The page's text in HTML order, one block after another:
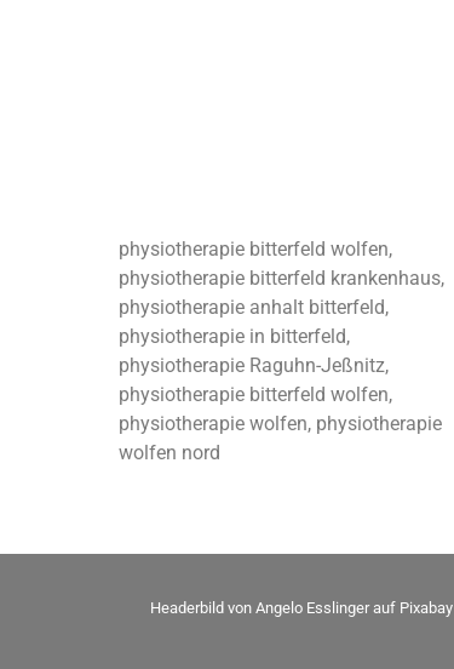
physiotherapie bitterfeld wolfen,
physiotherapie bitterfeld krankenhaus,
physiotherapie anhalt bitterfeld,
physiotherapie in bitterfeld,
physiotherapie Raguhn-Jeßnitz,
physiotherapie bitterfeld wolfen,
physiotherapie wolfen, physiotherapie
wolfen nord
Headerbild von Angelo Esslingerauf Pixabay